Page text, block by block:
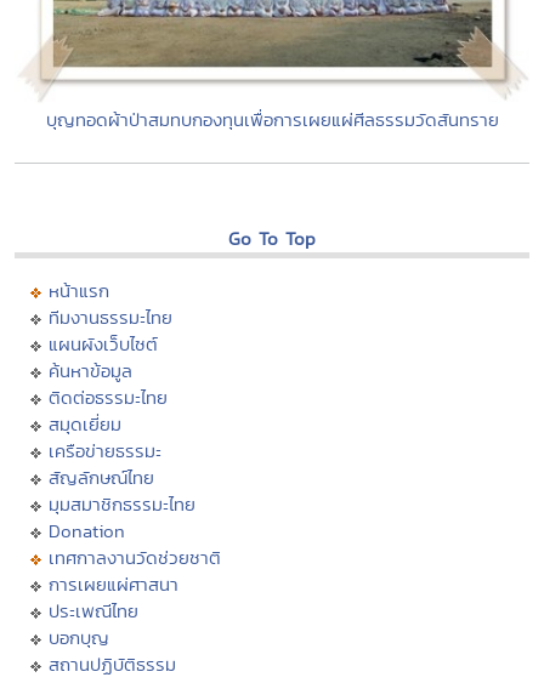
บุญทอดผ้าป่าสมทบกองทุนเพื่อการเผยแผ่ศีลธรรมวัดสันทราย
Go To Top
หน้าแรก
ทีมงานธรรมะไทย
แผนผังเว็บไซต์
ค้นหาข้อมูล
ติดต่อธรรมะไทย
สมุดเยี่ยม
เครือข่ายธรรมะ
สัญลักษณ์ไทย
มุมสมาชิกธรรมะไทย
Donation
เทศกาลงานวัดช่วยชาติ
การเผยแผ่ศาสนา
ประเพณีไทย
บอกบุญ
สถานปฏิบัติธรรม